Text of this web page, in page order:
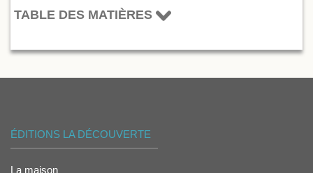
TABLE DES MATIÈRES
ÉDITIONS LA DÉCOUVERTE
La maison